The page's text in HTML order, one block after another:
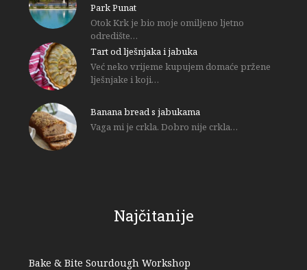
Park Punat
Otok Krk je bio moje omiljeno ljetno
odredište…
Tart od lješnjaka i jabuka
Već neko vrijeme kupujem domaće pržene
lješnjake i koji…
Banana bread s jabukama
Vaga mi je crkla. Dobro nije crkla…
Najčitanije
Bake & Bite Sourdough Workshop